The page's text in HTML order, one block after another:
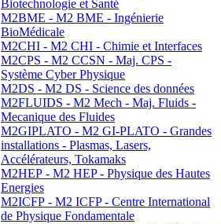
Biotechnologie et Santé
M2BME - M2 BME - Ingénierie
BioMédicale
M2CHI - M2 CHI - Chimie et Interfaces
M2CPS - M2 CCSN - Maj. CPS -
Système Cyber Physique
M2DS - M2 DS - Science des données
M2FLUIDS - M2 Mech - Maj. Fluids -
Mecanique des Fluides
M2GIPLATO - M2 GI-PLATO - Grandes
installations - Plasmas, Lasers,
Accélérateurs, Tokamaks
M2HEP - M2 HEP - Physique des Hautes
Energies
M2ICFP - M2 ICFP - Centre International
de Physique Fondamentale